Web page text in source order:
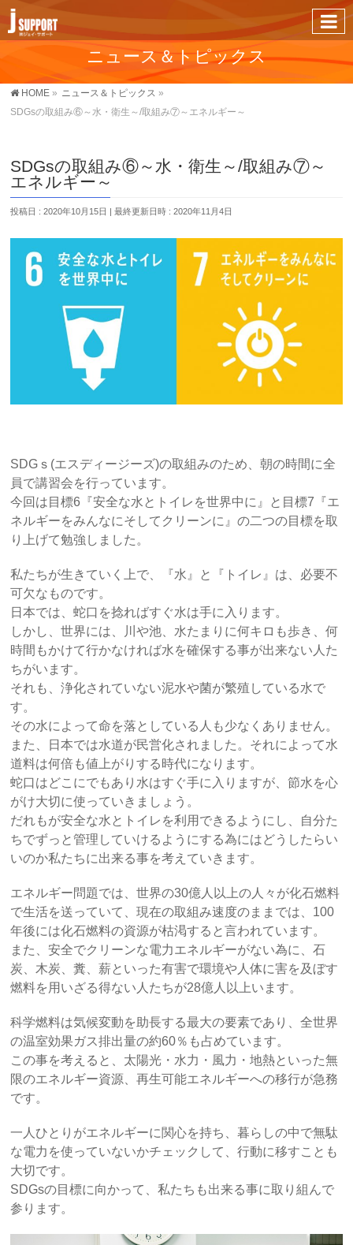
ニュース＆トピックス
HOME » ニュース＆トピックス »
SDGsの取組み⑥～水・衛生～/取組み⑦～エネルギー～
SDGsの取組み⑥～水・衛生～/取組み⑦～
エネルギー～
投稿日 : 2020年10月15日 最終更新日時 : 2020年11月4日
SDGｓ(エスディージーズ)の取組みのため、朝の時間に全
員で講習会を行っています。
今回は目標6『安全な水とトイレを世界中に』と目標7『エ
ネルギーをみんなにそしてクリーンに』の二つの目標を取
り上げて勉強しました。
私たちが生きていく上で、『水』と『トイレ』は、必要不
可欠なものです。
日本では、蛇口を捻ればすぐ水は手に入ります。
しかし、世界には、川や池、水たまりに何キロも歩き、何
時間もかけて行かなければ水を確保する事が出来ない人た
ちがいます。
それも、浄化されていない泥水や菌が繁殖している水で
す。
その水によって命を落としている人も少なくありません。
また、日本では水道が民営化されました。それによって水
道料は何倍も値上がりする時代になります。
蛇口はどこにでもあり水はすぐ手に入りますが、節水を心
がけ大切に使っていきましょう。
だれもが安全な水とトイレを利用できるようにし、自分た
ちでずっと管理していけるようにする為にはどうしたらい
いのか私たちに出来る事を考えていきます。
エネルギー問題では、世界の30億人以上の人々が化石燃料
で生活を送っていて、現在の取組み速度のままでは、100
年後には化石燃料の資源が枯渇すると言われています。
また、安全でクリーンな電力エネルギーがない為に、石
炭、木炭、糞、薪といった有害で環境や人体に害を及ぼす
燃料を用いざる得ない人たちが28億人以上います。
科学燃料は気候変動を助長する最大の要素であり、全世界
の温室効果ガス排出量の約60％も占めています。
この事を考えると、太陽光・水力・風力・地熱といった無
限のエネルギー資源、再生可能エネルギーへの移行が急務
です。
一人ひとりがエネルギーに関心を持ち、暮らしの中で無駄
な電力を使っていないかチェックして、行動に移すことも
大切です。
SDGsの目標に向かって、私たちも出来る事に取り組んで
参ります。